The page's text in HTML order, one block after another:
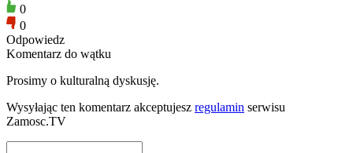
0
0
Odpowiedz
Komentarz do wątku
Prosimy o kulturalną dyskusję.
Wysyłając ten komentarz akceptujesz regulamin serwisu
Zamosc.TV